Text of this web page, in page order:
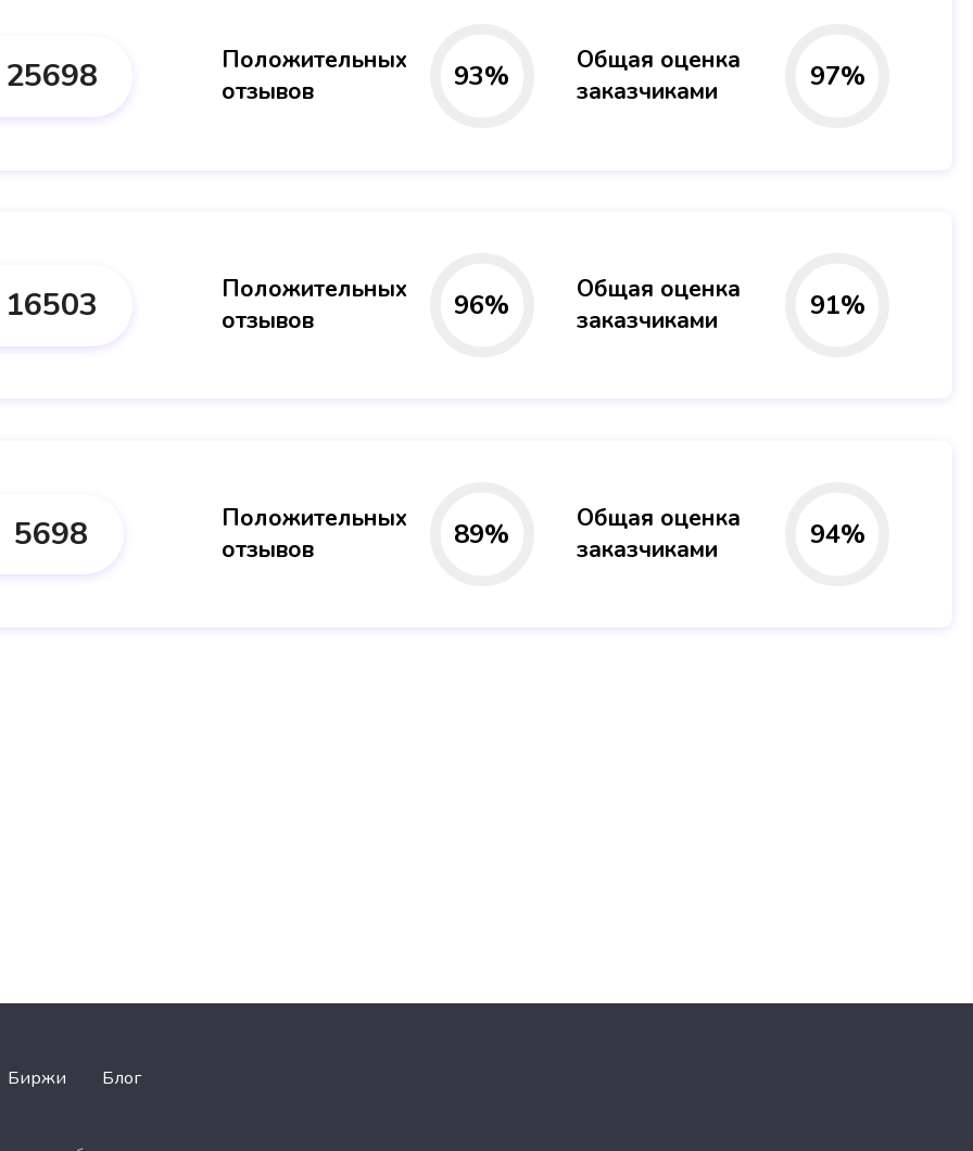
25698
Положительных
отзывов
93%
Общая оценка
заказчиками
97%
16503
Положительных
отзывов
96%
Общая оценка
заказчиками
91%
5698
Положительных
отзывов
89%
Общая оценка
заказчиками
94%
Биржи Блог